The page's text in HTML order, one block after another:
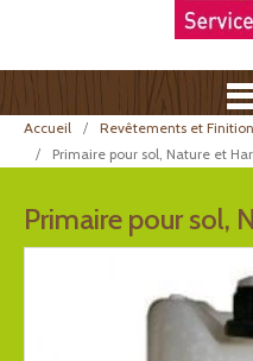
Accueil
Revêtements et
Primaire pour sol, Nature et
Primaire pour sol,